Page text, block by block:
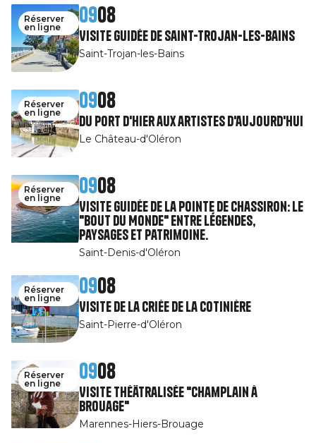
Réserver
en ligne
0908
Visite guidée de Saint-Trojan-les-Bains
Saint-Trojan-les-Bains
Réserver
en ligne
0908
Du port d'hier aux artistes d'aujourd'hui
Le Château-d'Oléron
Réserver
en ligne
0908
Visite guidée de la pointe de Chassiron: le
"Bout du Monde" entre légendes,
paysages et patrimoine.
Saint-Denis-d'Oléron
Réserver
en ligne
0908
Visite de la Criée de la Cotinière
Saint-Pierre-d'Oléron
Réserver
en ligne
0908
Visite théâtralisée "Champlain à
Brouage"
Marennes-Hiers-Brouage